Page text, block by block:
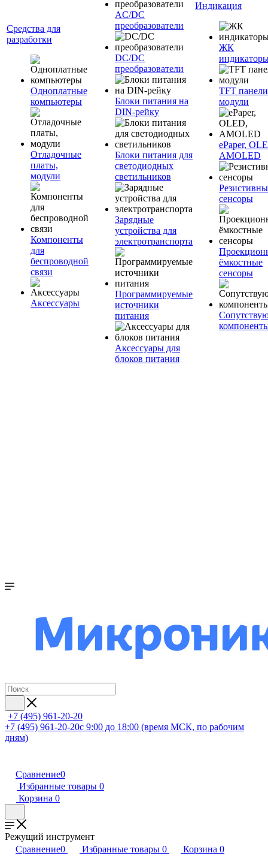
Средства для
разработки
Одноплатные
компьютеры
Отладочные
платы,
модули
Компоненты
для
беспроводной
связи
Аксессуары
AC/DC
преобразователи
DC/DC
преобразователи
Блоки питания на
DIN-рейку
Блоки питания для
светодиодных
светильников
Зарядные
устройства для
электротранспорта
Программируемые
источники
питания
Аксессуары для
блоков питания
Индикация
ЖК
TFT
модули
ePaper,
AMOLED
сенсоры
ёмкостные
сенсоры
+7 (495) 961-20-20
+7 (495) 961-20-20с 9:00 до 18:00 (время МСК, по рабочим
дням)
Сравнение0
Избранные товары 0
Корзина 0
Режущий инструмент
Сравнение0 Избранные товары 0 Корзина 0